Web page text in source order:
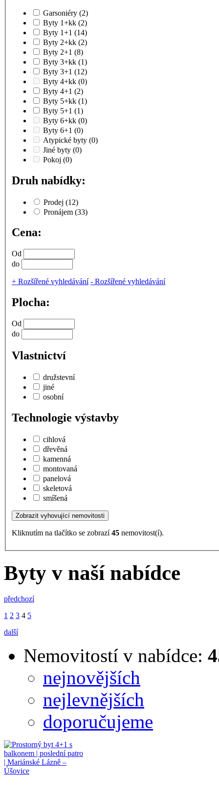
Garsoniéry (2)
Byty 1+kk (2)
Byty 1+1 (14)
Byty 2+kk (2)
Byty 2+1 (8)
Byty 3+kk (1)
Byty 3+1 (12)
Byty 4+kk (0)
Byty 4+1 (2)
Byty 5+kk (1)
Byty 5+1 (1)
Byty 6+kk (0)
Byty 6+1 (0)
Atypické byty (0)
Jiné byty (0)
Pokoj (0)
Druh nabídky:
Prodej (12)
Pronájem (33)
Cena:
Od
do
+ Rozšířené vyhledávání - Rozšířené vyhledávání
Plocha:
Od
do
Vlastnictví
družstevní
jiné
osobní
Technologie výstavby
cihlová
dřevěná
kamenná
montovaná
panelová
skeletová
smíšená
Kliknutím na tlačítko se zobrazí45 nemovitost(í).
Byty v naší nabídce
předchozí
1 2 3 4 5
další
Nemovitostí v nabídce:
nejnovějších
nejlevnějších
doporučujeme